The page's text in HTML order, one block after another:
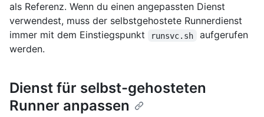
als Referenz. Wenn du einen angepassten Dienst
verwendest, muss der selbstgehostete Runnerdienst
immer mit dem Einstiegspunkt
runsvc.sh
aufgerufen
werden.
Dienst für selbst-gehosteten
Runner anpassen